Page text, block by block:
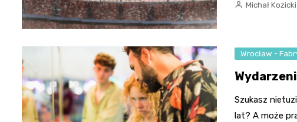
Michał Kozicki
Wrocław -
Szukasz
lat? A może